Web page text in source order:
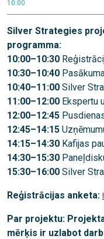
10:00
Silver Strategies
programma:
10:00–10:30
10:30–10:40
10:40–11:00 Silver
11:00–12:00 Ekspertu
12:00–12:45
12:45–14:15
14:15–14:30 Kafijas
14:30–15:30
15:30–16:00 Silver
Reģistrācijas anketa:
Par projektu:
mērķis ir uzlabot